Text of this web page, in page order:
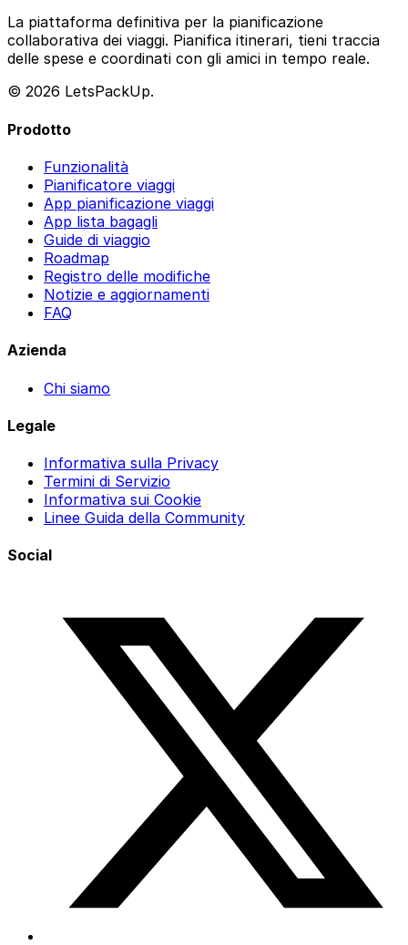
La piattaforma definitiva per la pianificazione
collaborativa dei viaggi. Pianifica itinerari, tieni traccia
delle spese e coordinati con gli amici in tempo reale.
© 2026 LetsPackUp.
Prodotto
Funzionalità
Pianificatore viaggi
App pianificazione viaggi
App lista bagagli
Guide di viaggio
Roadmap
Registro delle modifiche
Notizie e aggiornamenti
FAQ
Azienda
Chi siamo
Legale
Informativa sulla Privacy
Termini di Servizio
Informativa sui Cookie
Linee Guida della Community
Social